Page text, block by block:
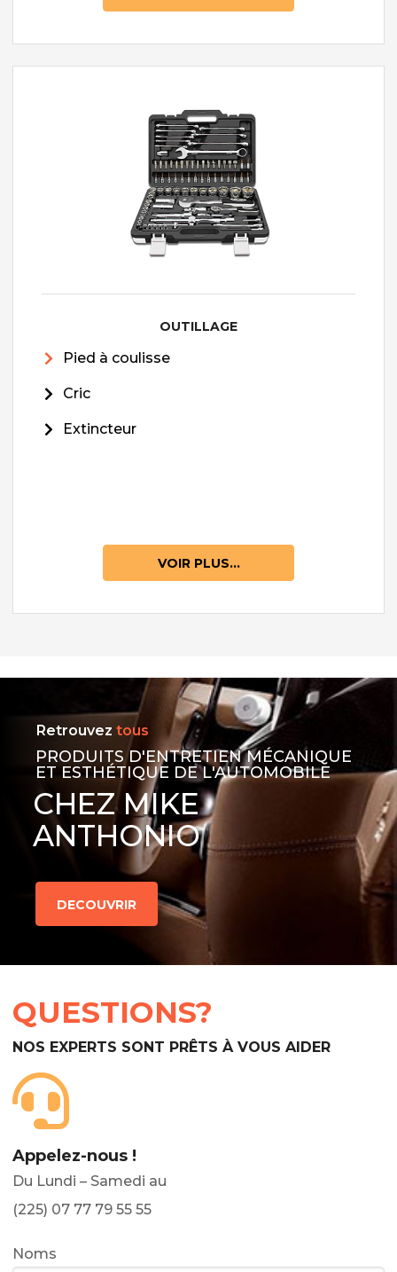
OUTILLAGE
Pied à coulisse
Cric
Extincteur
VOIR PLUS...
Retrouvez tous
PRODUITS D'ENTRETIEN MÉCANIQUE
ET ESTHÉTIQUE DE L'AUTOMOBILE
CHEZ MIKE
ANTHONIO
DECOUVRIR
QUESTIONS?
NOS EXPERTS SONT PRÊTS À VOUS AIDER
Appelez-nous !
Du Lundi – Samedi au
(225) 07 77 79 55 55
Noms